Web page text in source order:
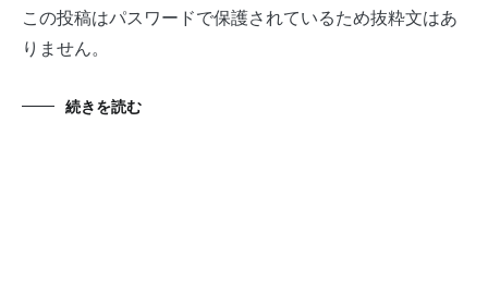
この投稿はパスワードで保護されているため抜粋文はあ
りません。
続きを読む